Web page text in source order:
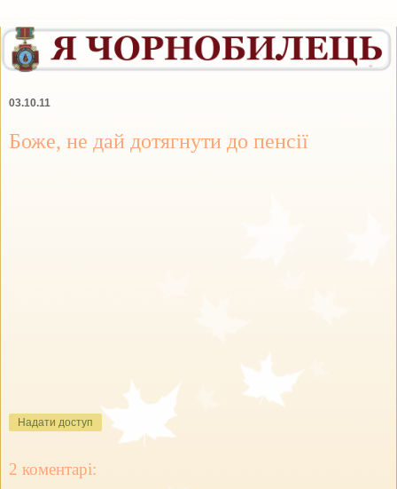
03.10.11
Боже, не дай дотягнути до пенсії
Надати доступ
2 коментарі: